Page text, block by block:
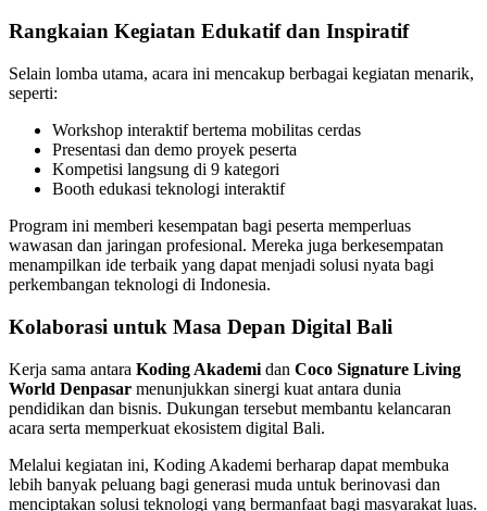
Rangkaian Kegiatan Edukatif dan Inspiratif
Selain lomba utama, acara ini mencakup berbagai kegiatan menarik,
seperti:
Workshop interaktif bertema mobilitas cerdas
Presentasi dan demo proyek peserta
Kompetisi langsung di 9 kategori
Booth edukasi teknologi interaktif
Program ini memberi kesempatan bagi peserta memperluas
wawasan dan jaringan profesional. Mereka juga berkesempatan
menampilkan ide terbaik yang dapat menjadi solusi nyata bagi
perkembangan teknologi di Indonesia.
Kolaborasi untuk Masa Depan Digital Bali
Kerja sama antara Koding Akademi dan Coco Signature Living
World Denpasar menunjukkan sinergi kuat antara dunia
pendidikan dan bisnis. Dukungan tersebut membantu kelancaran
acara serta memperkuat ekosistem digital Bali.
Melalui kegiatan ini, Koding Akademi berharap dapat membuka
lebih banyak peluang bagi generasi muda untuk berinovasi dan
menciptakan solusi teknologi yang bermanfaat bagi masyarakat luas.